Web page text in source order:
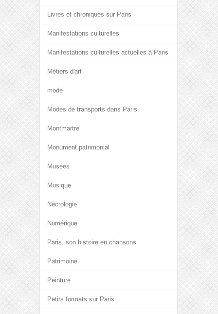
Livres et chroniques sur Paris
Manifestations culturelles
Manifestations culturelles actuelles à Paris
Métiers d'art
mode
Modes de transports dans Paris
Montmartre
Monument patrimonial
Musées
Musique
Nécrologie
Numérique
Paris, son histoire en chansons
Patrimoine
Peinture
Petits formats sur Paris